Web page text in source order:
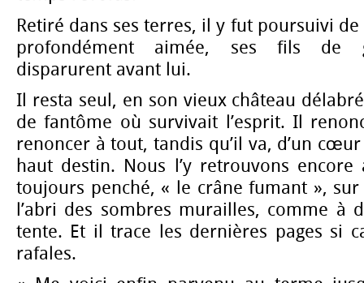
Retiré dans ses terres, il y fut poursuivi
profondément aimée, ses fils de
disparurent avant lui.
Il resta seul, en son vieux château
de fantôme où survivait l’esprit. Il
renoncer à tout, tandis qu’il va, d’un
haut destin. Nous l’y retrouvons encore
toujours penché, « le crâne fumant »,
l’abri des sombres murailles, comme à
tente. Et il trace les dernières pages si
rafales.